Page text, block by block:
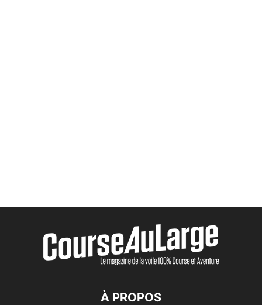
À PROPOS